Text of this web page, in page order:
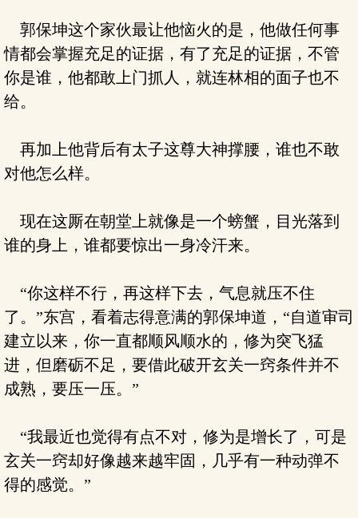
郭保坤这个家伙最让他恼火的是，他做任何事
情都会掌握充足的证据，有了充足的证据，不管
你是谁，他都敢上门抓人，就连林相的面子也不
给。
再加上他背后有太子这尊大神撑腰，谁也不敢
对他怎么样。
现在这厮在朝堂上就像是一个螃蟹，目光落到
谁的身上，谁都要惊出一身冷汗来。
“你这样不行，再这样下去，气息就压不住
了。”东宫，看着志得意满的郭保坤道，“自道审司
建立以来，你一直都顺风顺水的，修为突飞猛
进，但磨砺不足，要借此破开玄关一窍条件并不
成熟，要压一压。”
“我最近也觉得有点不对，修为是增长了，可是
玄关一窍却好像越来越牢固，几乎有一种动弹不
得的感觉。”